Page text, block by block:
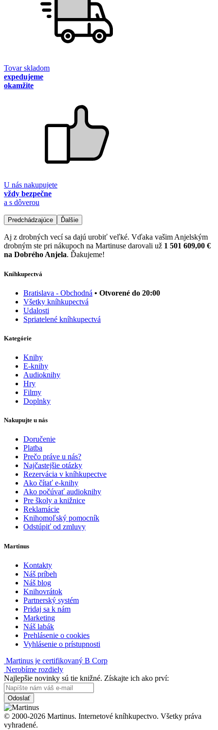
Tovar skladom
expedujeme
okamžite
U nás nakupujete
vždy bezpečne
a s dôverou
Predchádzajúce Ďalšie
Aj z drobných vecí sa dajú urobiť veľké. Vďaka vašim Anjelským
drobným ste pri nákupoch na Martinuse darovali už 1 501 609,00 €
na Dobrého Anjela. Ďakujeme!
Kníhkupectvá
Bratislava - Obchodná • Otvorené do 20:00
Všetky kníhkupectvá
Udalosti
Spriatelené kníhkupectvá
Kategórie
Knihy
E-knihy
Audioknihy
Hry
Filmy
Doplnky
Nakupujte u nás
Doručenie
Platba
Prečo práve u nás?
Najčastejšie otázky
Rezervácia v kníhkupectve
Ako čítať e-knihy
Ako počúvať audioknihy
Pre školy a knižnice
Reklamácie
Knihomoľský pomocník
Odstúpiť od zmluvy
Martinus
Kontakty
Náš príbeh
Náš blog
Knihovrátok
Partnerský systém
Pridaj sa k nám
Marketing
Náš labák
Prehlásenie o cookies
Vyhlásenie o prístupnosti
Martinus je certifikovaný B Corp
Nerobíme rozdiely
Najlepšie novinky sú tie knižné. Získajte ich ako prví:
Odoslať
© 2000-2026 Martinus. Internetové kníhkupectvo. Všetky práva
vyhradené.